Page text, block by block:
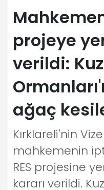
projeye
verildi:
ağaç
Kırklareli'nin
mahkemenin
RES projesine
kararı verildi.